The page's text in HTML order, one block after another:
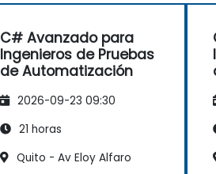
C# Avanzado para
Ingenieros de Pruebas
de Automatización
2026-09-23 09:30
21 horas
Quito - Av Eloy Alfaro